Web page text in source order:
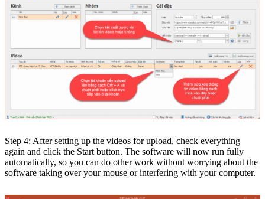
Step 4: After setting up the videos for upload, check everything
again and click the Start button. The software will now run fully
automatically, so you can do other work without worrying about the
software taking over your mouse or interfering with your computer.